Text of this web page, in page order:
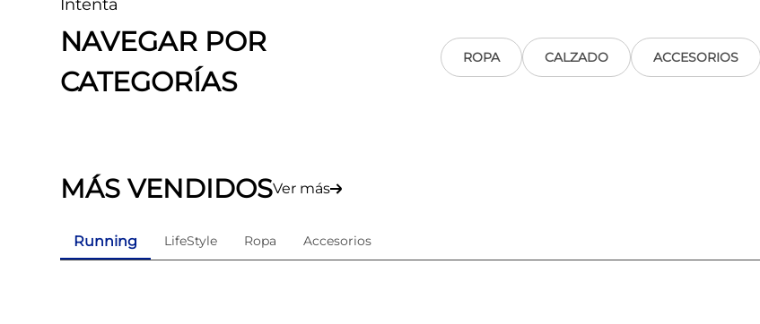
Intenta
NAVEGAR POR
CATEGORÍAS
ROPA CALZADO ACCESORIOS
MÁS VENDIDOSVer más
Running LifeStyle Ropa Accesorios
tenis mujer
guayos sintéticos
nike mujer